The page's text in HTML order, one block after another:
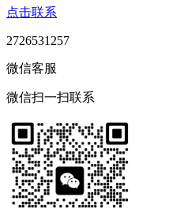
点击联系
2726531257
微信客服
微信扫一扫联系